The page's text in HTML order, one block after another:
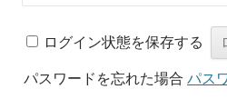
ログイン状態を保存する
パスワードを忘れた場合 パス